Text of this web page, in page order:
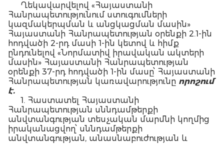
Ղեկավարվելով «Հայաստանի
Հանրապետությունում ստուգումների
կազմակերպման և անցկացման մասին»
Հայաստանի Հանրապետության օրենքի 2.1-ին
հոդվածի 2-րդ մասի 1-ին կետով և հիմք
ընդունելով «Նորմատիվ իրավական ակտերի
մասին» Հայաստանի Հանրապետության
օրենքի 37-րդ հոդվածի 1-ին մասը՝ Հայաստանի
Հանրապետության կառավարությունը որոշում
է.
1. Հաստատել Հայաստանի
Հանրապետության սննդամթերքի
անվտանգության տեսչական մարմնի կողմից
իրականացվող՝ սննդամթերքի
անվտանգության, անասնաբուժության և